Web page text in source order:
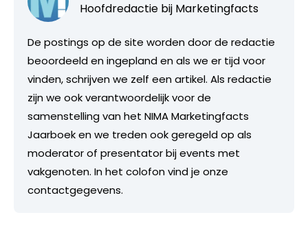
Hoofdredactie bij Marketingfacts
De postings op de site worden door de redactie
beoordeeld en ingepland en als we er tijd voor
vinden, schrijven we zelf een artikel. Als redactie
zijn we ook verantwoordelijk voor de
samenstelling van het NIMA Marketingfacts
Jaarboek en we treden ook geregeld op als
moderator of presentator bij events met
vakgenoten. In het colofon vind je onze
contactgegevens.